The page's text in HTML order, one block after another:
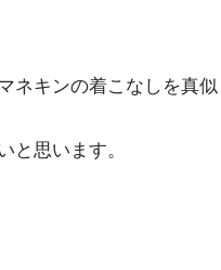
ネキンの着こなしを真
と思います。